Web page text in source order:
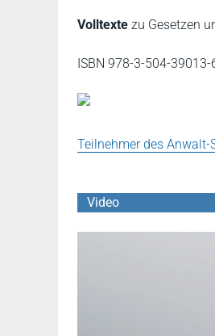
Volltexte zu Gesetzen
ISBN 978-3-504-39013-
Teilnehmer des
Video